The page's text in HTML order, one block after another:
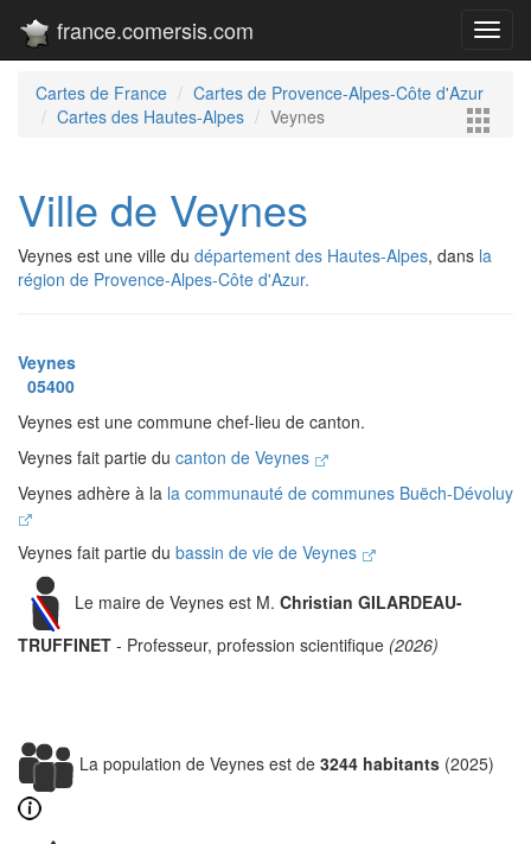
france.comersis.com
Cartes de France
Cartes de Provence-Alpes-Côte d'Azur
Cartes des Hautes-Alpes
Veynes
Ville de Veynes
Veynes est une ville du département des Hautes-Alpes, dans la
région de Provence-Alpes-Côte d'Azur.
Veynes
05400
Veynes est une commune chef-lieu de canton.
Veynes fait partie du canton de Veynes
Veynes adhère à la la communauté de communes Buëch-Dévoluy
Veynes fait partie du bassin de vie de Veynes
Le maire de Veynes est M. Christian GILARDEAU-
TRUFFINET - Professeur, profession scientifique (2026)
La population de Veynes est de 3244 habitants (2025)